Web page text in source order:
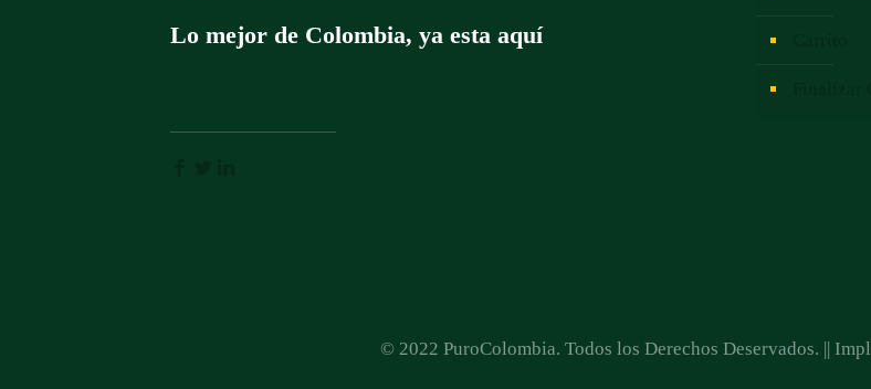
Lo mejor de Colombia, ya esta aquí
© 2022 PuroColombia. Todos los Derechos Deservados. ||